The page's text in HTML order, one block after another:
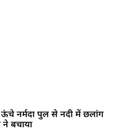
नर्मदा पुल से नदी में छलांग
ने बचाया